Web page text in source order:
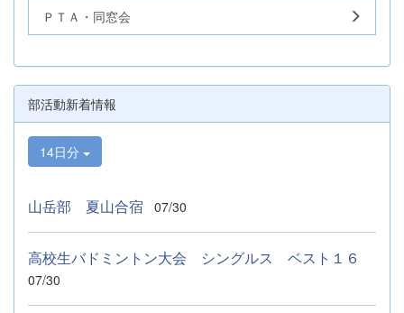
ＰＴＡ・同窓会
部活動新着情報
14日分
山岳部 夏山合宿 07/30
高校生バドミントン大会 シングルス ベスト１６
07/30